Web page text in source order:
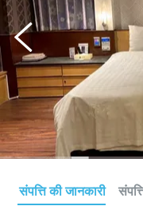
संपत्ति की जानकारी